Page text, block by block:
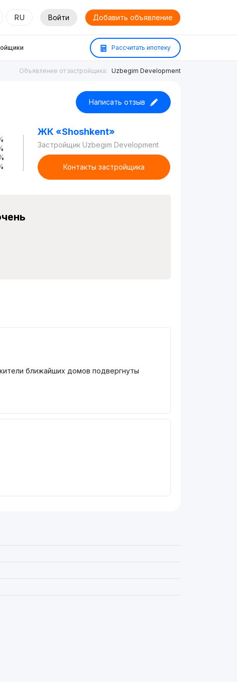
RU Войти Добавить объявление
Рассчитать ипотеку
Объявление от застройщика: Uzbegim Development
Написать отзыв
ЖК «Shoshkent»
Застройщик Uzbegim Development
Контакты застройщика
ближайших домов подвергнуты